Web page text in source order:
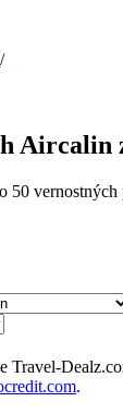
/
Aircalin
50
Travel-
.